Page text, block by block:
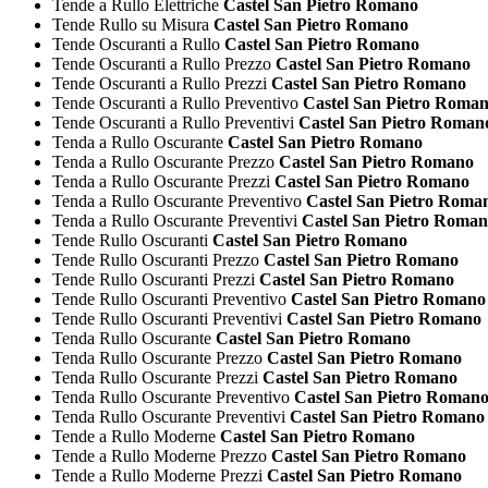
Tende a Rullo Elettriche Castel San Pietro Romano
Tende Rullo su Misura Castel San Pietro Romano
Tende Oscuranti a Rullo Castel San Pietro Romano
Tende Oscuranti a Rullo Prezzo Castel San Pietro Romano
Tende Oscuranti a Rullo Prezzi Castel San Pietro Romano
Tende Oscuranti a Rullo Preventivo Castel San Pietro
Tende Oscuranti a Rullo Preventivi Castel San Pietro
Tenda a Rullo Oscurante Castel San Pietro Romano
Tenda a Rullo Oscurante Prezzo Castel San Pietro Romano
Tenda a Rullo Oscurante Prezzi Castel San Pietro Romano
Tenda a Rullo Oscurante Preventivo Castel San Pietro
Tenda a Rullo Oscurante Preventivi Castel San Pietro
Tende Rullo Oscuranti Castel San Pietro Romano
Tende Rullo Oscuranti Prezzo Castel San Pietro Romano
Tende Rullo Oscuranti Prezzi Castel San Pietro Romano
Tende Rullo Oscuranti Preventivo Castel San Pietro Romano
Tende Rullo Oscuranti Preventivi Castel San Pietro Romano
Tenda Rullo Oscurante Castel San Pietro Romano
Tenda Rullo Oscurante Prezzo Castel San Pietro Romano
Tenda Rullo Oscurante Prezzi Castel San Pietro Romano
Tenda Rullo Oscurante Preventivo Castel San Pietro Romano
Tenda Rullo Oscurante Preventivi Castel San Pietro Romano
Tende a Rullo Moderne Castel San Pietro Romano
Tende a Rullo Moderne Prezzo Castel San Pietro Romano
Tende a Rullo Moderne Prezzi Castel San Pietro Romano